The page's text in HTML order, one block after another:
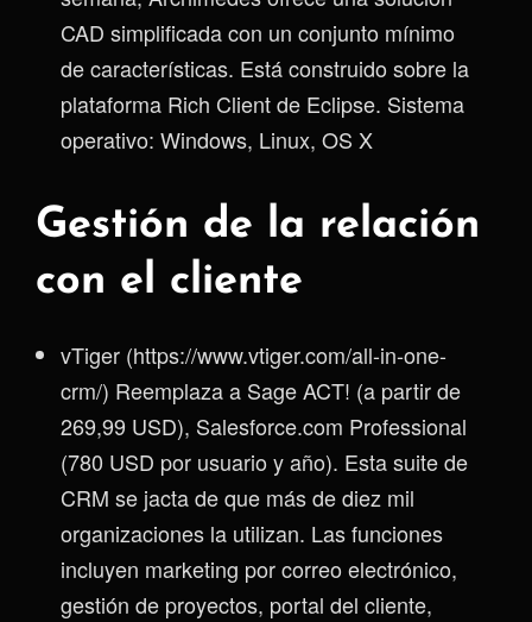
CAD simplificada con un conjunto mínimo
de características. Está construido sobre la
plataforma Rich Client de Eclipse. Sistema
operativo: Windows, Linux, OS X
Gestión de la relación
con el cliente
vTiger (https://www.vtiger.com/all-in-one-
crm/) Reemplaza a Sage ACT! (a partir de
269,99 USD), Salesforce.com Professional
(780 USD por usuario y año). Esta suite de
CRM se jacta de que más de diez mil
organizaciones la utilizan. Las funciones
incluyen marketing por correo electrónico,
gestión de proyectos, portal del cliente,